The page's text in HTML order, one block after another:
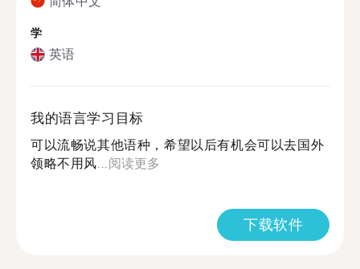
学
英语
我的语言学习目标
可以流畅说其他语种，希望以后有机会可以去国外
领略不用风...阅读更多
下载软件